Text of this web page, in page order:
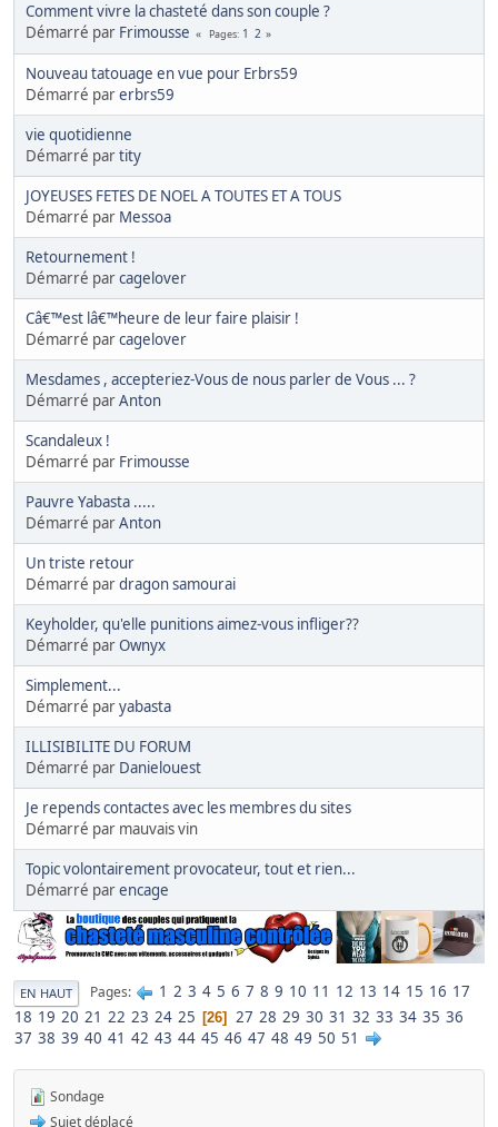
Comment vivre la chasteté dans son couple ?
Démarré par Frimousse Pages 1 2
Nouveau tatouage en vue pour Erbrs59
Démarré parerbrs59
vie quotidienne
Démarré partity
JOYEUSES FETES DE NOEL A TOUTES ET A TOUS
Démarré par Messoa
Retournement !
Démarré parcagelover
Câ€™est lâ€™heure de leur faire plaisir !
Démarré parcagelover
Mesdames , accepteriez-Vous de nous parler de Vous ... ?
Démarré parAnton
Scandaleux !
Démarré par Frimousse
Pauvre Yabasta .....
Démarré parAnton
Un triste retour
Démarré pardragon samourai
Keyholder, qu'elle punitions aimez-vous infliger??
Démarré parOwnyx
Simplement...
Démarré paryabasta
ILLISIBILITE DU FORUM
Démarré par Danielouest
Je repends contactes avec les membres du sites
Démarré par mauvais vin
Topic volontairement provocateur, tout et rien...
Démarré parencage
EN HAUT Pages 1 2 3 4 5 6 7 8 9 10 11 12 13 14 15 16 17
18 19 20 21 22 23 24 25 26 27 28 29 30 31 32 33 34 35 36
37 38 39 40 41 42 43 44 45 46 47 48 49 50 51
Sondage
Sujet déplacé